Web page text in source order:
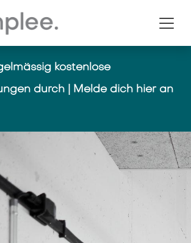
kostenlose
durch | Melde dich hier an